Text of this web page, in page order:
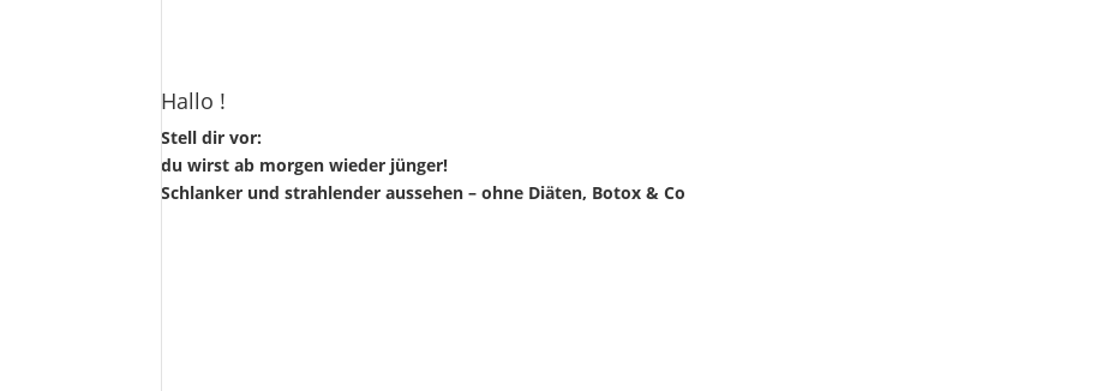
Hallo !
Stell dir vor:
du wirst ab morgen wieder jünger!
Schlanker und strahlender aussehen – ohne Diäten, Botox & Co